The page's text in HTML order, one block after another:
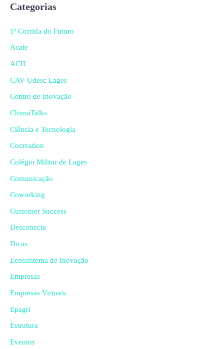
Categorias
1ª Corrida do Futuro
Acate
ACIL
CAV Udesc Lages
Centro de Inovação
ChimaTalks
Ciência e Tecnologia
Cocreation
Colégio Militar de Lages
Comunicação
Coworking
Customer Success
Desconecta
Dicas
Ecossistema de Inovação
Empresas
Empresas Virtuais
Epagri
Estrutura
Eventos